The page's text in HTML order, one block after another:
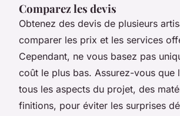
Comparez les devis
Obtenez des devis de plusieurs
comparer les prix et les services
Cependant, ne vous basez pas
coût le plus bas. Assurez-vous que
tous les aspects du projet, des
finitions, pour éviter les surprises